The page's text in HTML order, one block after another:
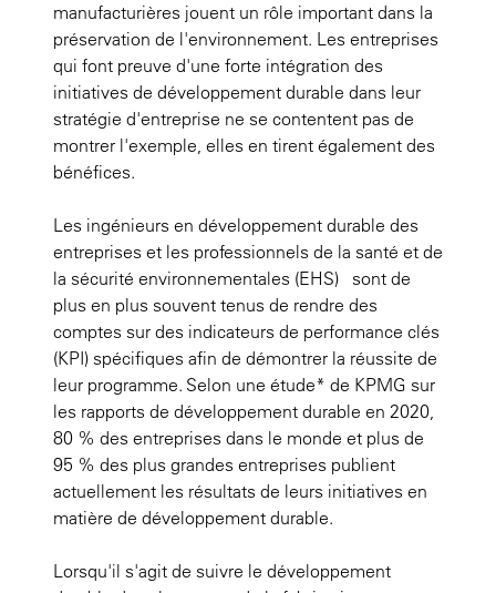
manufacturières jouent un rôle important dans la
préservation de l'environnement. Les entreprises
qui font preuve d'une forte intégration des
initiatives de développement durable dans leur
stratégie d'entreprise ne se contentent pas de
montrer l'exemple, elles en tirent également des
bénéfices.
Les ingénieurs en développement durable des
entreprises et les professionnels de la santé et de
la sécurité environnementales (EHS) sont de
plus en plus souvent tenus de rendre des
comptes sur des indicateurs de performance clés
(KPI) spécifiques afin de démontrer la réussite de
leur programme. Selon une étude* de KPMG sur
les rapports de développement durable en 2020,
80 % des entreprises dans le monde et plus de
95 % des plus grandes entreprises publient
actuellement les résultats de leurs initiatives en
matière de développement durable.
Lorsqu'il s'agit de suivre le développement